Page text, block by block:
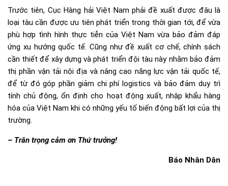
Trước tiên, Cục Hàng hải Việt Nam phải đề xuất được đâu là
loại tàu cần được ưu tiên phát triển trong thời gian tới, để vừa
phù hợp tình hình thực tiễn của Việt Nam vừa bảo đảm đáp
ứng xu hướng quốc tế. Cũng như đề xuất cơ chế, chính sách
cần thiết để xây dựng và phát triển đội tàu này nhằm bảo đảm
thị phần vận tải nội địa và nâng cao năng lực vận tải quốc tế,
để từ đó góp phần giảm chi phí logistics và bảo đảm duy trì
tính chủ động, ổn định cho hoạt động xuất, nhập khẩu hàng
hóa của Việt Nam khi có những yếu tố biến động bất lợi của thị
trường.
– Trân trọng cảm ơn Thứ trưởng!
Báo Nhân Dân